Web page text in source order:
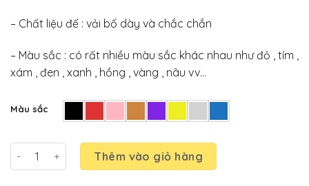
– Chất liệu đế : vải bố dày và chắc chắn
– Màu sắc : có rất nhiều màu sắc khác nhau như đỏ , tím ,
xám , đen , xanh , hồng , vàng , nâu vv…
Màu sắc
Thảm lông trải sàn số lượngThêm vào giỏ hàng